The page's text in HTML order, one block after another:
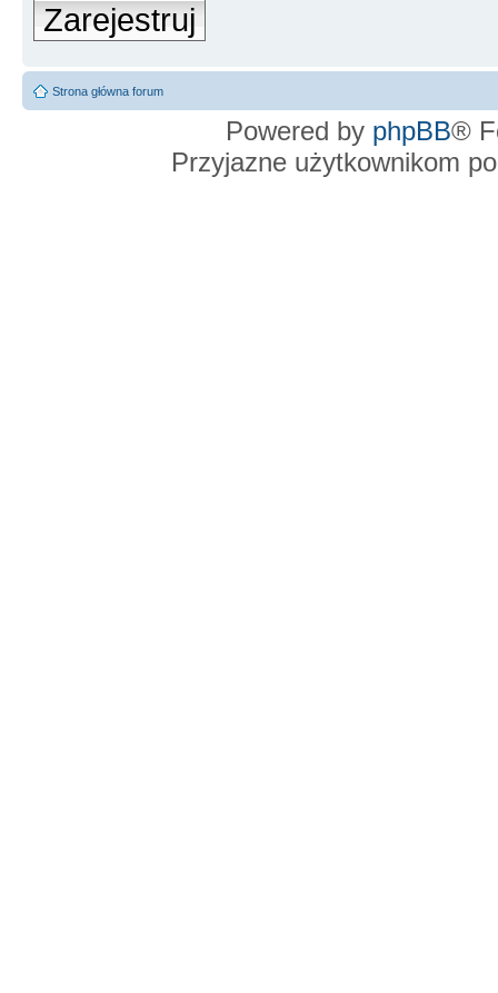
Zarejestruj
Strona główna forum
Powered by phpBB®
Przyjazne użytkownikom